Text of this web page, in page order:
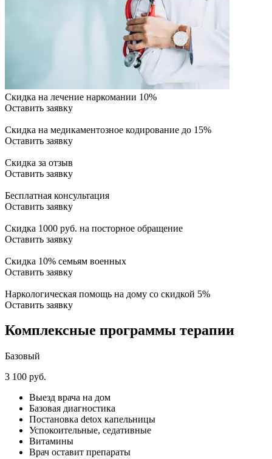
Скидка на лечение наркомании 10%
Оставить заявку
Скидка на медикаментозное кодирование до 15%
Оставить заявку
Скидка за отзыв
Оставить заявку
Бесплатная консультация
Оставить заявку
Скидка 1000 руб. на посторное обращение
Оставить заявку
Скидка 10% семьям военных
Оставить заявку
Наркологическая помощь на дому со скидкой 5%
Оставить заявку
Комплексные программы терапии
Базовый
3 100 руб.
Выезд врача на дом
Базовая диагностика
Постановка detox капельницы
Успокоительные, седативные
Витамины
Врач оставит препараты